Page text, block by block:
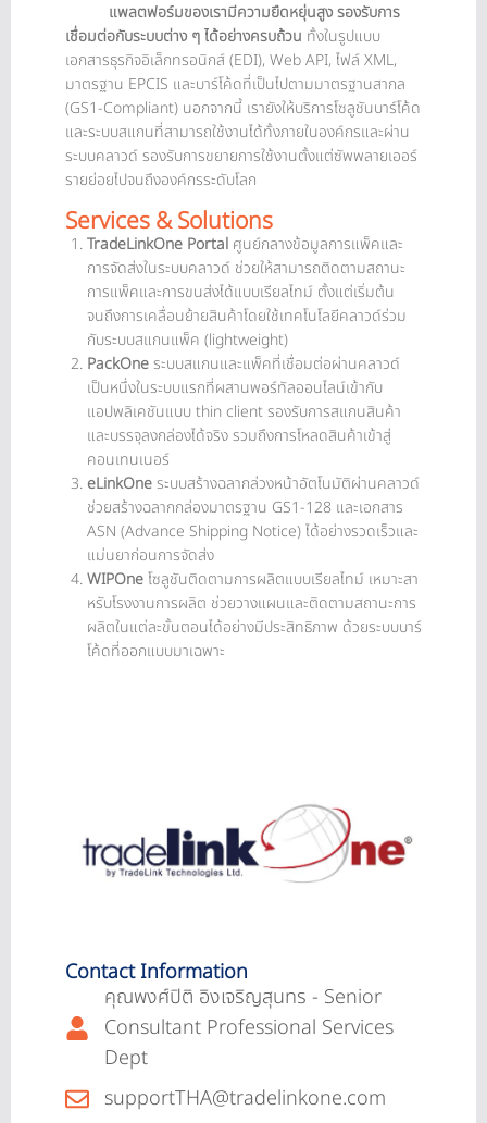
แพลตฟอร์มของเรามีความยืดหยุ่นสูง รองรับการ
เชื่อมต่อกับระบบต่าง ๆ ได้อย่างครบถ้วน ทั้งในรูปแบบ
เอกสารธุรกิจอิเล็กทรอนิกส์ (EDI), Web API, ไฟล์ XML,
มาตรฐาน EPCIS และบาร์โค้ดที่เป็นไปตามมาตรฐานสากล
(GS1-Compliant) นอกจากนี้ เรายังให้บริการโซลูชันบาร์โค้ด
และระบบสแกนที่สามารถใช้งานได้ทั้งภายในองค์กรและผ่าน
ระบบคลาวด์ รองรับการขยายการใช้งานตั้งแต่ซัพพลายเออร์
รายย่อยไปจนถึงองค์กรระดับโลก
Services & Solutions
TradeLinkOne Portal ศูนย์กลางข้อมูลการแพ็คและ
การจัดส่งในระบบคลาวด์ ช่วยให้สามารถติดตามสถานะ
การแพ็คและการขนส่งได้แบบเรียลไทม์ ตั้งแต่เริ่มต้น
จนถึงการเคลื่อนย้ายสินค้าโดยใช้เทคโนโลยีคลาวด์ร่วม
กับระบบสแกนแพ็ค (lightweight)
PackOneระบบสแกนและแพ็คที่เชื่อมต่อผ่านคลาวด์
เป็นหนึ่งในระบบแรกที่ผสานพอร์ทัลออนไลน์เข้ากับ
แอปพลิเคชันแบบ thin client รองรับการสแกนสินค้า
และบรรจุลงกล่องได้จริง รวมถึงการโหลดสินค้าเข้าสู่
คอนเทนเนอร์
eLinkOneระบบสร้างฉลากล่วงหน้าอัตโนมัติผ่านคลาวด์
ช่วยสร้างฉลากกล่องมาตรฐาน GS1-128 และเอกสาร
ASN (Advance Shipping Notice) ได้อย่างรวดเร็วและ
แม่นยาก่อนการจัดส่ง
WIPOneโซลูชันติดตามการผลิตแบบเรียลไทม์ เหมาะสา
หรับโรงงานการผลิต ช่วยวางแผนและติดตามสถานะการ
ผลิตในแต่ละขั้นตอนได้อย่างมีประสิทธิภาพ ด้วยระบบบาร์
โค้ดที่ออกแบบมาเฉพาะ
Contact Information
คุณพงศ์ปิติ อิงเจริญสุนทร - Senior
Consultant Professional Services
Dept
supportTHA@tradelinkone.com